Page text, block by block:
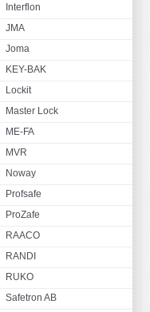
Interflon
JMA
Joma
KEY-BAK
Lockit
Master Lock
ME-FA
MVR
Noway
Profsafe
ProZafe
RAACO
RANDI
RUKO
Safetron AB